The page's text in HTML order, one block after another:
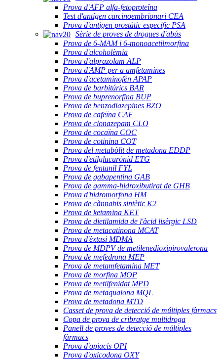
Prova d'AFP alfa-fetoproteïna
Test d'antígen carcinoembrionari CEA
Prova d'antigen prostàtic específic PSA
Sèrie de proves de drogues d'abús
Prova de 6-MAM i 6-monoacetilmorfina
Prova d'alcoholèmia
Prova d'alprazolam ALP
Prova d'AMP per a amfetamines
Prova d'acetaminofèn APAP
Prova de barbitúrics BAR
Prova de buprenorfina BUP
Prova de benzodiazepines BZO
Prova de cafeïna CAF
Prova de clonazepam CLO
Prova de cocaïna COC
Prova de cotinina COT
Prova del metabòlit de metadona EDDP
Prova d'etilglucurònid ETG
Prova de fentanil FYL
Prova de gabapentina GAB
Prova de gamma-hidroxibutirat de GHB
Prova d'hidromorfona HM
Prova de cànnabis sintètic K2
Prova de ketamina KET
Prova de dietilamida de l'àcid lisèrgic LSD
Prova de metacatinona MCAT
Prova d'èxtasi MDMA
Prova de MDPV de metilenedioxipirovalerona
Prova de mefedrona MEP
Prova de metamfetamina MET
Prova de morfina MOP
Prova de metilfenidat MPD
Prova de metaqualona MQL
Prova de metadona MTD
Casset de prova de detecció de múltiples fàrmacs
Copa de prova de cribratge multidroga
Panell de proves de detecció de múltiples
fàrmacs
Prova d'opiacis OPI
Prova d'oxicodona OXY